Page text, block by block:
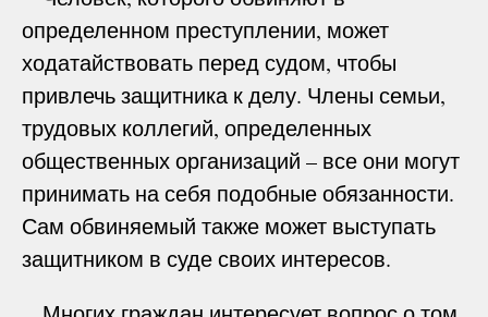
определенном преступлении, может
ходатайствовать перед судом, чтобы
привлечь защитника к делу. Члены семьи,
трудовых коллегий, определенных
общественных организаций – все они могут
принимать на себя подобные обязанности.
Сам обвиняемый также может выступать
защитником в суде своих интересов.